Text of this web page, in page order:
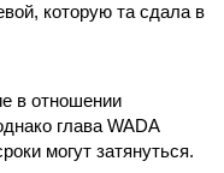
которую та сдала в
в отношении
глава WADA
могут затянуться.